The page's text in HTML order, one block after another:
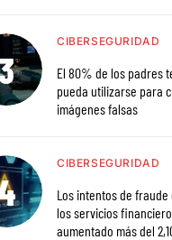
CIBERSEGURIDAD
El 80% de los padres
pueda utilizarse para
imágenes falsas
CIBERSEGURIDAD
Los intentos de
los servicios
aumentado más del